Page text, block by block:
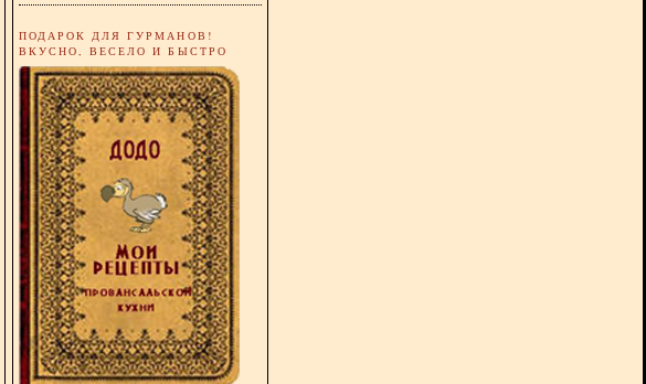
ПОДАРОК ДЛЯ ГУРМАНОВ!
ВКУСНО, ВЕСЕЛО И БЫСТРО